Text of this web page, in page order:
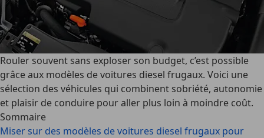
Rouler souvent sans exploser son budget, c’est possible
grâce aux modèles de voitures diesel frugaux. Voici une
sélection des véhicules qui combinent sobriété, autonomie
et plaisir de conduire pour aller plus loin à moindre coût.
Sommaire
Miser sur des modèles de voitures diesel frugaux pour